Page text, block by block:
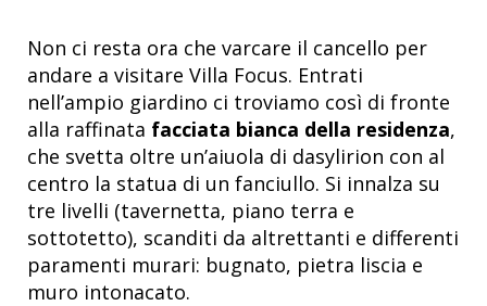
Non ci resta ora che varcare il cancello per
andare a visitare Villa Focus. Entrati
nell’ampio giardino ci troviamo così di fronte
alla raffinata facciata bianca della residenza,
che svetta oltre un’aiuola di dasylirion con al
centro la statua di un fanciullo. Si innalza su
tre livelli (tavernetta, piano terra e
sottotetto), scanditi da altrettanti e differenti
paramenti murari: bugnato, pietra liscia e
muro intonacato.